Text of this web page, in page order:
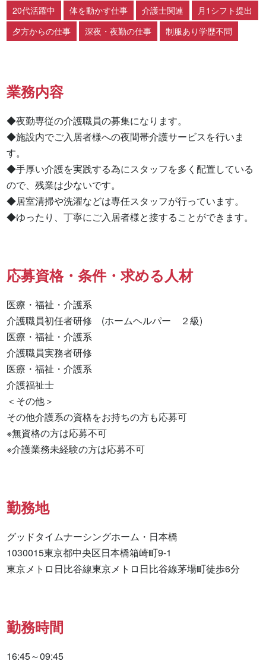
20代活躍中
体を動かす仕事 介護士関連
月1シフト提出
夕方からの仕事
深夜・夜勤の仕事 制服あり学歴不問
業務内容
◆夜勤専従の介護職員の募集になります。
◆施設内でご入居者様への夜間帯介護サービスを行いま
す。
◆手厚い介護を実践する為にスタッフを多く配置している
ので、残業は少ないです。
◆居室清掃や洗濯などは専任スタッフが行っています。
◆ゆったり、丁寧にご入居者様と接することができます。
応募資格・条件・求める人材
医療・福祉・介護系
介護職員初任者研修　(ホームヘルパー　２級)
医療・福祉・介護系
介護職員実務者研修
医療・福祉・介護系
介護福祉士
＜その他＞
その他介護系の資格をお持ちの方も応募可
※無資格の方は応募不可
※介護業務未経験の方は応募不可
勤務地
グッドタイムナーシングホーム・日本橋
1030015東京都中央区日本橋箱崎町9-1
東京メトロ日比谷線東京メトロ日比谷線茅場町徒歩6分
勤務時間
16:45～09:45